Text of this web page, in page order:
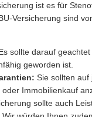
ist es für
Versicherung sind
sollte darauf
geworden ist.
Sie sollten auf
Immobilienkauf
sollte auch